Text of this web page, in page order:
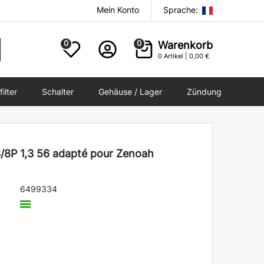
Mein Konto Sprache:
0 0 Warenkorb
0 Artikel | 0,00 €
Schalter Gehäuse / Lager Zündung
1,3 56 adapté pour Zenoah
6499334